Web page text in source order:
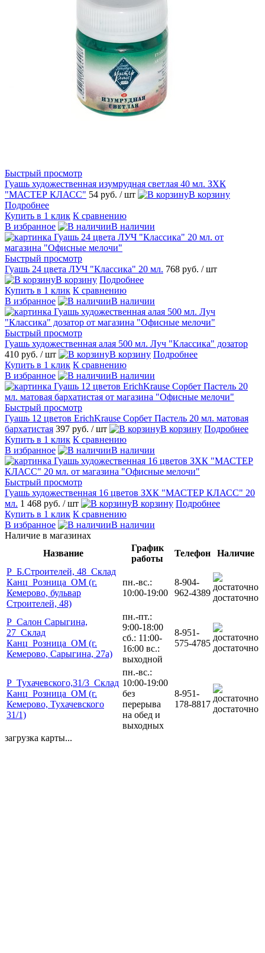
Быстрый просмотр
Гуашь художественная изумрудная светлая 40 мл. ЗХК
"МАСТЕР КЛАСС" 54 руб. / шт
В корзину
Подробнее
Купить в 1 клик К сравнению
В избранное
В наличии
Быстрый просмотр
Гуашь 24 цвета ЛУЧ "Классика" 20 мл. 768 руб. / шт
В корзину Подробнее
Купить в 1 клик К сравнению
В избранное
В наличии
Быстрый просмотр
Гуашь художественная алая 500 мл. Луч "Классика" дозатор
410 руб. / шт В корзину Подробнее
Купить в 1 клик К сравнению
В избранное
В наличии
Быстрый просмотр
Гуашь 12 цветов ErichKrause Сорбет Пастель 20 мл. матовая
бархатистая 397 руб. / шт В корзину Подробнее
Купить в 1 клик К сравнению
В избранное
В наличии
Быстрый просмотр
Гуашь художественная 16 цветов ЗХК "МАСТЕР КЛАСС" 20
мл. 1 468 руб. / шт В корзину Подробнее
Купить в 1 клик К сравнению
В избранное
В наличии
Наличие в магазинах
Название
График
работы
Телефон
Наличие
Р_Б.Строителей, 48_Склад
Канц_Розница_ОМ (г.
Кемерово, бульвар
Строителей, 48)
пн.-вс.:
10:00-19:00
8-904-
962-4389 достаточно
Р_Салон Сарыгина,
27_Склад
Канц_Розница_ОМ (г.
Кемерово, Сарыгина, 27а)
пн.-пт.:
9:00-18:00
сб.: 11:00-
16:00 вс.:
выходной
8-951-
575-4785 достаточно
Р_Тухачевского,31/3_Склад
Канц_Розница_ОМ (г.
Кемерово, Тухачевского
31/1)
пн.-вс.:
10:00-19:00
без
перерыва
на обед и
выходных
8-951-
178-8817 достаточно
загрузка карты...